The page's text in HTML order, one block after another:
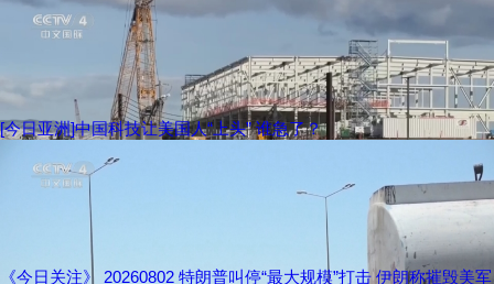
[今日亚洲]中国科技让美国人“上头” 谁急了？
《今日关注》 20260802 特朗普叫停“最大规模”打击 伊朗称摧毁美军